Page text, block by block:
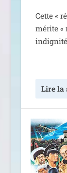
Cette «
mérite «
Lire la